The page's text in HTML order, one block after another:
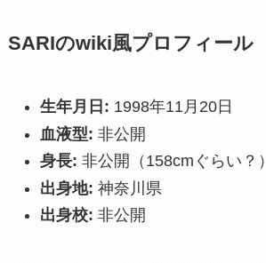
SARIのwiki風プロフィール
生年月日: 1998年11月20日
血液型: 非公開
身長: 非公開（158cmぐらい？）
出身地: 神奈川県
出身校: 非公開